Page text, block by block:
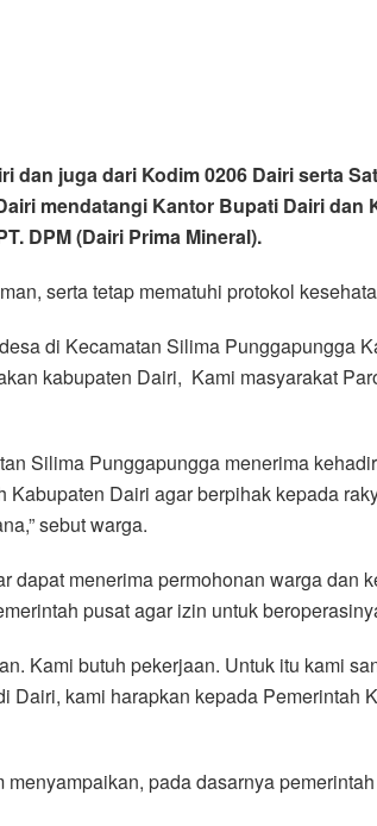
dan juga dari Kodim 0206 Dairi serta
mendatangi Kantor Bupati Dairi dan
DPM (Dairi Prima Mineral).
serta tetap mematuhi protokol
di Kecamatan Silima Punggapungga
kabupaten Dairi, Kami masyarakat
Silima Punggapungga menerima
Dairi agar berpihak kepada
sebut warga.
menerima permohonan warga dan
pusat agar izin untuk
Kami butuh pekerjaan. Untuk itu kami
Dairi, kami harapkan kepada
pada dasarnya